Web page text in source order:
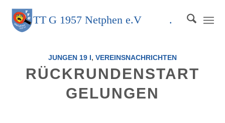
TT G 1957 Netphen e.V .
JUNGEN 19 I, VEREINSNACHRICHTEN
RÜCKRUNDENSTART
GELUNGEN